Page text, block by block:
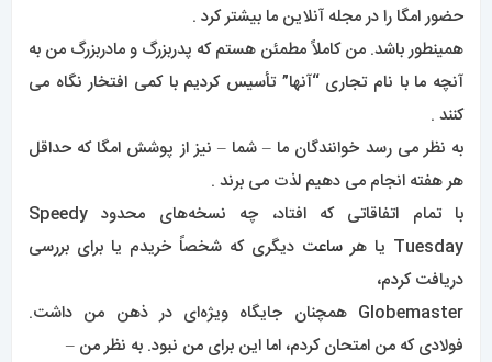
حضور امگا را در مجله آنلاین ما بیشتر کرد .
همینطور باشد. من کاملاً مطمئن هستم که پدربزرگ و مادربزرگ من به
آنچه ما با نام تجاری “آنها” تأسیس کردیم با کمی افتخار نگاه می
کنند .
به نظر می رسد خوانندگان ما – شما – نیز از پوشش امگا که حداقل
هر هفته انجام می دهیم لذت می برند .
با تمام اتفاقاتی که افتاد، چه نسخه‌های محدود Speedy
Tuesday یا هر
ساعت دیگری که شخصاً خریدم یا برای بررسی
دریافت کردم،
Globemaster همچنان جایگاه ویژه‌ای در ذهن من داشت.
فولادی که من امتحان کردم، اما این برای من نبود. به نظر من –